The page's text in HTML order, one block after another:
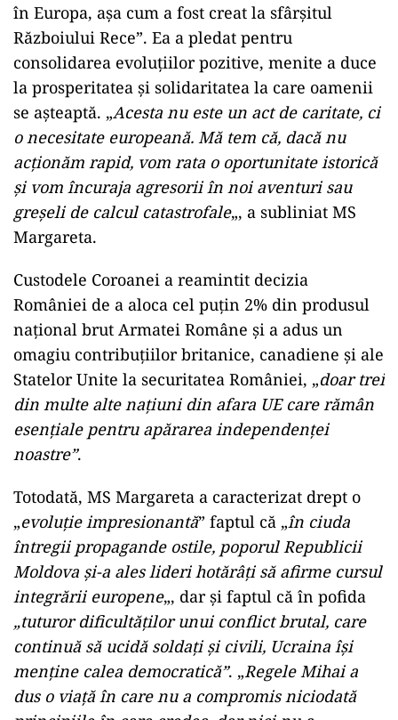
în Europa, aşa cum a fost creat la sfârşitul
Războiului Rece”. Ea a pledat pentru
consolidarea evoluţiilor pozitive, menite a duce
la prosperitatea şi solidaritatea la care oamenii
se aşteaptă. „Acesta nu este un act de caritate, ci
o necesitate europeană. Mă tem că, dacă nu
acţionăm rapid, vom rata o oportunitate istorică
şi vom încuraja agresorii în noi aventuri sau
greşeli de calcul catastrofale„, a subliniat MS
Margareta.
Custodele Coroanei a reamintit decizia
României de a aloca cel puţin 2% din produsul
naţional brut Armatei Române şi a adus un
omagiu contribuţiilor britanice, canadiene şi ale
Statelor Unite la securitatea României, „doar trei
din multe alte naţiuni din afara UE care rămân
esenţiale pentru apărarea independenţei
noastre”.
Totodată, MS Margareta a caracterizat drept o
„evoluţie impresionantă” faptul că „în ciuda
întregii propagande ostile, poporul Republicii
Moldova şi-a ales lideri hotărâţi să afirme cursul
integrării europene„, dar şi faptul că în pofida
„tuturor dificultăţilor unui conflict brutal, care
continuă să ucidă soldaţi şi civili, Ucraina îşi
menţine calea democratică”. „Regele Mihai a
dus o viaţă în care nu a compromis niciodată